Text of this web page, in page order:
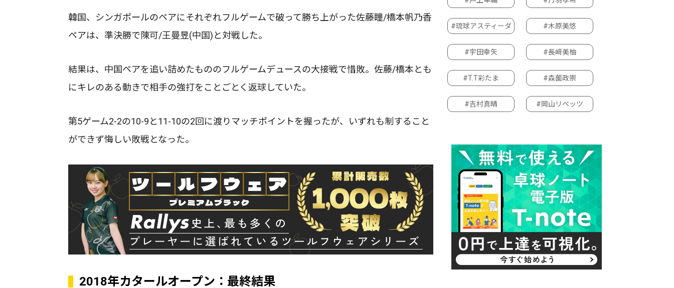
韓国、シンガポールのペアにそれぞれフルゲームで破って勝ち上がった佐藤瞳/橋本帆乃香
ペアは、準決勝で陳可/王曼昱(中国)と対戦した。
結果は、中国ペアを追い詰めたもののフルゲームデュースの大接戦で惜敗。佐藤/橋本とも
にキレのある動きで相手の強打をことごとく返球していた。
第5ゲーム2-2の10-9と11-10の2回に渡りマッチポイントを握ったが、いずれも制すること
ができず悔しい敗戦となった。
2018年カタールオープン：最終結果
#琉球アスティーダ #木原美悠
#宇田幸矢 #長﨑美柚
#T.T彩たま #森薗政崇
#吉村真晴 #岡山リベッツ